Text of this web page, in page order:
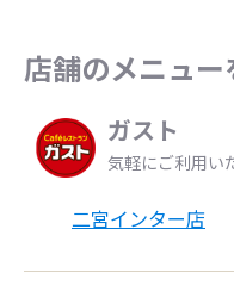
店舗のメニュー
ガスト
気軽にご利用い
二宮インター店